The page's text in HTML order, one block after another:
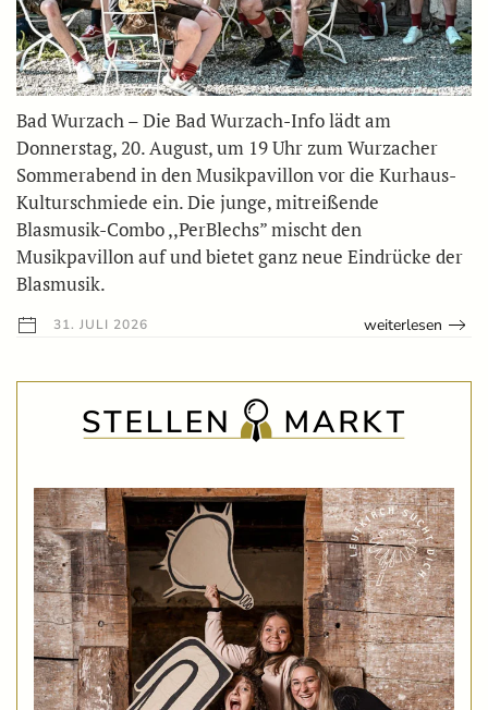
Bad Wurzach – Die Bad Wurzach-Info lädt am
Donnerstag, 20. August, um 19 Uhr zum Wurzacher
Sommerabend in den Musikpavillon vor die Kurhaus-
Kulturschmiede ein. Die junge, mitreißende
Blasmusik-Combo ,,PerBlechs” mischt den
Musikpavillon auf und bietet ganz neue Eindrücke der
Blasmusik.
31. JULI 2026 weiterlesen